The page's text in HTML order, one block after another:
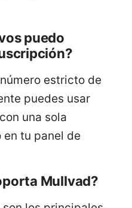
puedo
estricto de
puedes usar
una sola
tu panel de
Mullvad?